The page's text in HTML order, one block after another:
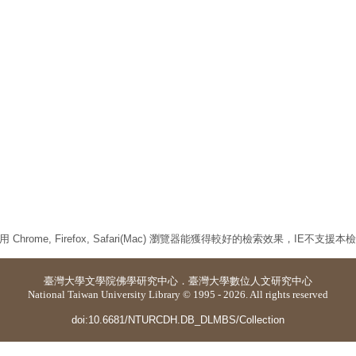
Chrome, Firefox, Safari(Mac) 瀏覽器能獲得較好的檢索效果，IE不支援本檢
臺灣大學文學院佛學研究中心 ． 臺灣大學數位人文研究中心
National Taiwan University Library © 1995 - 2026. All rights reserved
doi:10.6681/NTURCDH.DB_DLMBS/Collection